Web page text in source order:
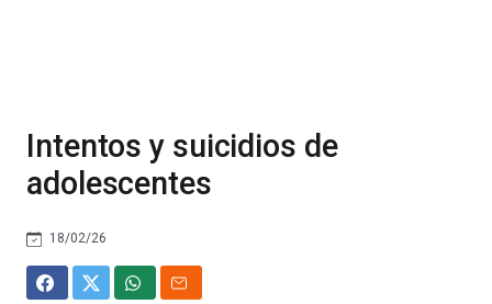
Intentos y suicidios de
adolescentes
18/02/26